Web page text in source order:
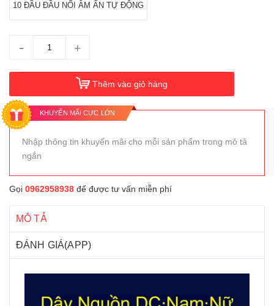
10 ĐẦU ĐẦU NỐI ÂM ẤN TỰ ĐỘNG
- +
Thêm vào giỏ hàng
KHUYẾN MÃI CỰC LỚN
Nhập thông tin khuyến mãi cho mỗi sản phẩm trong mô tả
ngắn
Gọi 0962958938 để được tư vấn miễn phí
MÔ TẢ
ĐÁNH GIÁ(APP)